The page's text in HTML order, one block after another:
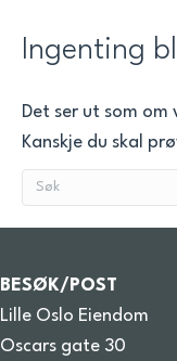
Ingenting
Det ser ut som
Kanskje du skal
BESØK/POST
Lille Oslo Eiendom
Oscars gate 30